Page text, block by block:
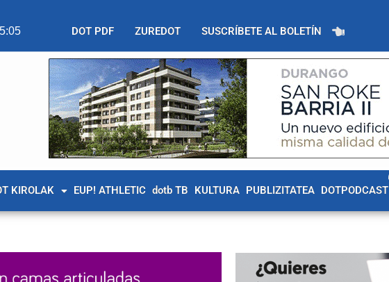
DOT PDF ZUREDOT SUSCRÍBETE AL BOLETÍN
KIROLAK EUP! ATHLETIC dotb TB KULTURA PUBLIZITATEA DOTPODCAST